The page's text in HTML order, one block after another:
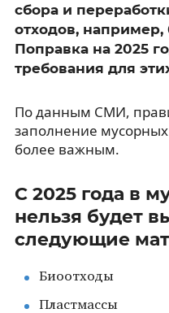
сбора и
отходов, например,
Поправка на 2025
требования для
По данным СМИ,
заполнение
более важным.
С 2025 года в
нельзя будет
следующие
Биоотходы
Пластмассы